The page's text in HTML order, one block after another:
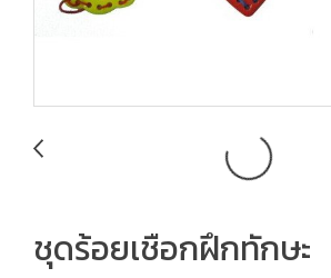
ชุดร้อยเชือกฝึกทักษะ